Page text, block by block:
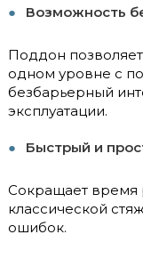
Возможность
Поддон
одном уровне с
безбарьерный
эксплуатации.
Быстрый и
Сокращает время
классической
ошибок.